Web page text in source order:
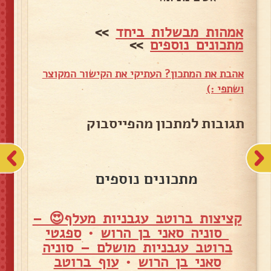
אמהות מבשלות ביחד >>
מתכונים נוספים>>
אהבת את המתכון? העתיקי את הקישור המקוצר
ושתפי :)
תגובות למתכון מהפייסבוק
מתכונים נוספים
קציצות ברוטב עגבניות מעלף😍 –
סוניה סאני בן הרוש •ספגטי
ברוטב עגבניות מושלם – סוניה
סאני בן הרוש •עוף ברוטב